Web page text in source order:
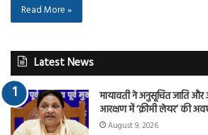
Read More »
Latest News
मायावती ने अनुसूचित जाति
आरक्षण में ‘क्रीमी लेयर’ की
August 9, 2026